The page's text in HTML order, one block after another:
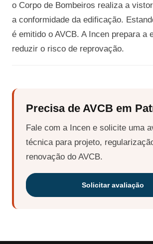
o Corpo de Bombeiros realiza a
a conformidade da edificação.
é emitido o AVCB. A Incen prepara a
reduzir o risco de reprovação.
Precisa de AVCB em
Fale com a Incen e solicite uma
técnica para projeto,
renovação do AVCB.
Solicitar avaliação